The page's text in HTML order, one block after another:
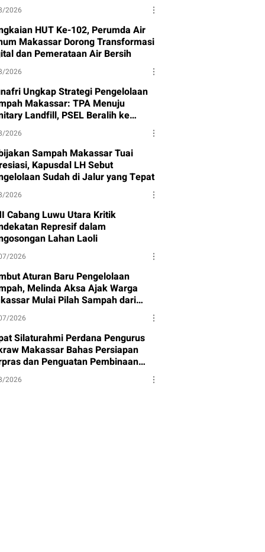
2026
HUT Ke-102, Perumda Air
Makassar Dorong Transformasi
dan Pemerataan Air Bersih
2026
Ungkap Strategi Pengelolaan
Makassar: TPA Menuju
Landfill, PSEL Beralih ke
109
2026
Sampah Makassar Tuai
Kapusdal LH Sebut
Sudah di Jalur yang Tepat
2026
Cabang Luwu Utara Kritik
Represif dalam
Lahan Laoli
2026
Aturan Baru Pengelolaan
Melinda Aksa Ajak Warga
Mulai Pilah Sampah dari
2026
Silaturahmi Perdana Pengurus
Makassar Bahas Persiapan
dan Penguatan Pembinaan
2026